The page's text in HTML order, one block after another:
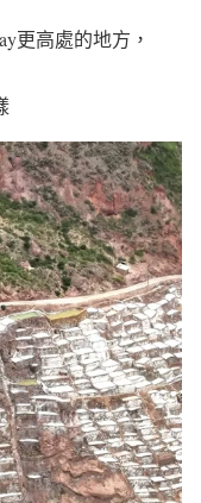
更高處的地方，